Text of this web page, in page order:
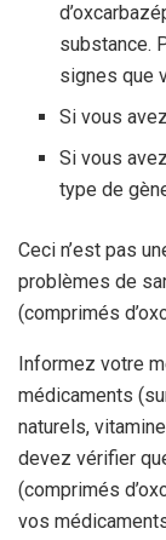
substance.
signes que
Si vous
Si vous
type de
Ceci n’est pas
problèmes de
(comprimés
Informez votre
médicaments
naturels,
devez vérifier
(comprimés
vos